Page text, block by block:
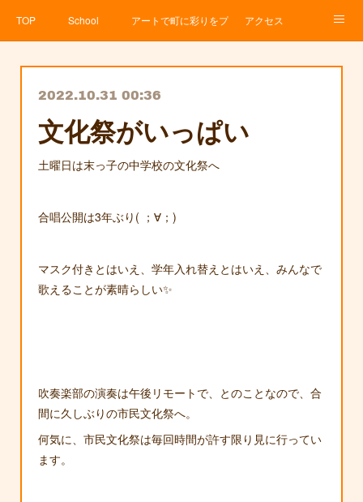
TOP School アートで町に彩りをプロジェクト
アクセス
2022.10.31 00:36
文化祭がいっぱい
土曜日は末っ子の中学校の文化祭へ
合唱公開は3年ぶり( ；∀；)
マスク付きとはいえ、学年入れ替えとはいえ、みんなで
歌えることが素晴らしい✨
吹奏楽部の演奏は午後リモートで、とのことなので、合
間に久しぶりの市民文化祭へ。
何気に、市民文化祭は毎回時間が許す限り見に行ってい
ます。